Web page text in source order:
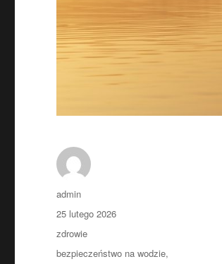
Autor
admin
Data
publikacji
25 lutego 2026
Kategorie
zdrowie
Tagi
bezpieczeństwo na wodzie,